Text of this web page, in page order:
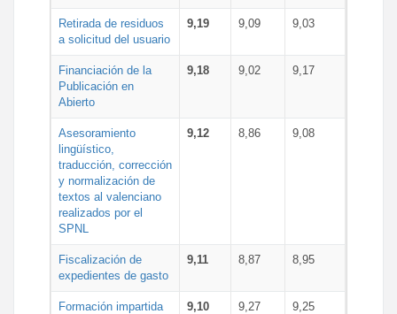
Retirada de residuos
a solicitud del usuario
9,19 9,09 9,03
Financiación de la
Publicación en
Abierto
9,18 9,02 9,17
Asesoramiento
lingüístico,
traducción, corrección
y normalización de
textos al valenciano
realizados por el
SPNL
9,12 8,86 9,08
Fiscalización de
expedientes de gasto
9,11 8,87 8,95
Formación impartida
9,10 9,27 9,25